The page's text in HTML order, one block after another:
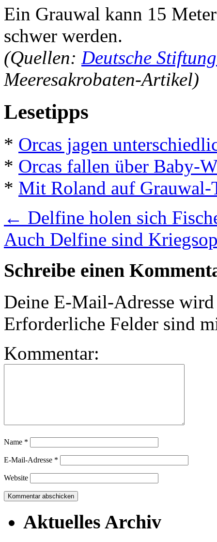
Ein Grauwal kann 15
schwer werden.
(Quellen: Deutsche
Meeresakrobaten-Artikel)
Lesetipps
* Orcas jagen
* Orcas fallen über Baby-
* Mit Roland auf Grauwal-
← Delfine holen sich
Auch Delfine sind
Schreibe einen
Deine E-Mail-Adresse
Erforderliche Felder sind
Kommentar:
Name *
E-Mail-Adresse *
Website
Aktuelles Archiv